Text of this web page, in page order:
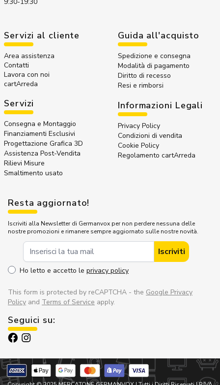
9:30-19:30
Servizi al cliente
Area assistenza
Contatti
Lavora con noi
cartArreda
Servizi
Consegna e Montaggio
Finanziamenti Esclusivi
Progettazione Grafica 3D
Assistenza Post-Vendita
Rilievi Misure
Smaltimento usato
Guida all'acquisto
Spedizione e consegna
Modalità di pagamento
Diritto di recesso
Resi e rimborsi
Informazioni Legali
Privacy Policy
Condizioni di vendita
Cookie Policy
Regolamento cartArreda
Resta aggiornato!
Iscriviti alla Newsletter di Germanvox per non perdere nessuna delle
nostre promozioni e rimanere sempre aggiornato sulle nostre novità.
Iscriviti
Ho letto e accetto le privacy policy
This form is protected by reCAPTCHA - the Google Privacy
Policy and Terms of Service apply.
Seguici su: